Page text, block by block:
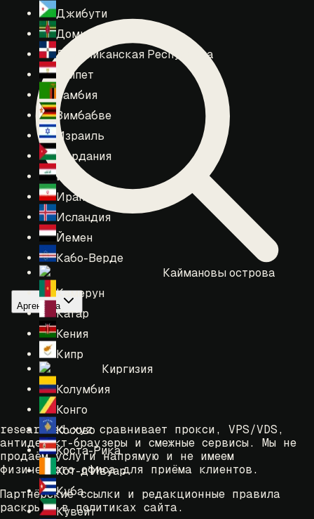
Джибути
Доминика
Доминиканская Республика
Египет
Замбия
Зимбабве
Израиль
Иордания
Ирак
Иран
Исландия
Йемен
Кабо-Верде
Каймановы острова
Камерун
Катар
Кения
Кипр
Киргизия
Колумбия
Конго
Косово
Коста-Рика
Кот-д'Ивуар
Куба
Кувейт
Аргентина
researched.xyz сравнивает прокси, VPS/VDS,
антидетект-браузеры и смежные сервисы. Мы не
продаём услуги напрямую и не имеем
физического офиса для приёма клиентов.
Партнёрские ссылки и редакционные правила
раскрыты в политиках сайта.